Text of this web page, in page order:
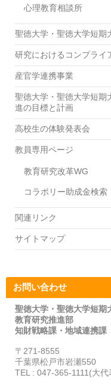
心理教育相談所
聖徳大学・聖徳大学短
研究におけるコンプライ
産官学連携事業
聖徳大学・聖徳大学短期
進の目標と計画
高校生の体験発表会
教員専用ページ
教育研究改革WG
コラボリー助成金検索
関連リンク
サイトマップ
お問い合わせ
聖徳大学・聖徳大学短期
教育研究推進部
知財戦略課・地域連携課
〒271-8555
千葉県松戸市岩瀬550
TEL : 047-365-1111(大代